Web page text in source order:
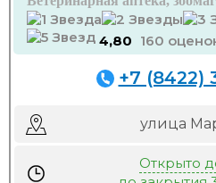
4,80 160
+7 (8422)
улица
Открыто